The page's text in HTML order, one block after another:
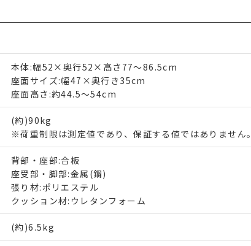
本体:幅52×奥行52×高さ77～86.5cm
座面サイズ:幅47×奥行き35cm
座面高さ:約44.5～54cm
(約)90kg
※荷重制限は測定値であり、保証する値ではありません。
背部・座部:合板
座受部・脚部:金属(鋼)
張り材:ポリエステル
クッション材:ウレタンフォーム
(約)6.5kg